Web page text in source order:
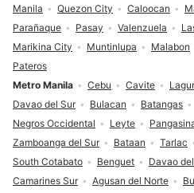
Metro Manila Cebu Cavite
Davao del Sur
Bulacan Batangas
Negros Occidental
Leyte
Zamboanga del Sur
Bataan Tarlac
South Cotabato
Benguet Davao
Camarines Sur
Agusan del Norte
Manila Quezon City Caloocan
Parañaque
Pasay Valenzuela
Marikina City
Muntinlupa Malabon
Pateros